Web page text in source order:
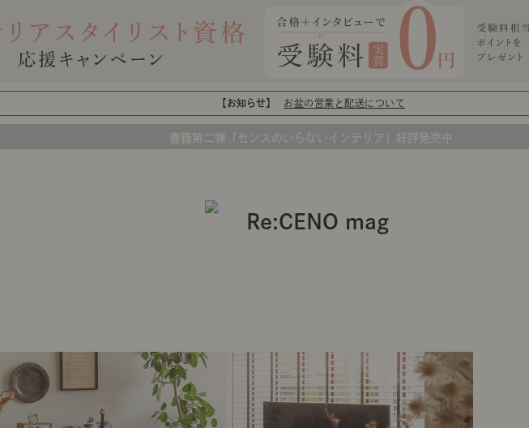
【お知らせ】 お盆の営業と配送について
書籍第二弾「センスのいらないインテリア」好評発売中